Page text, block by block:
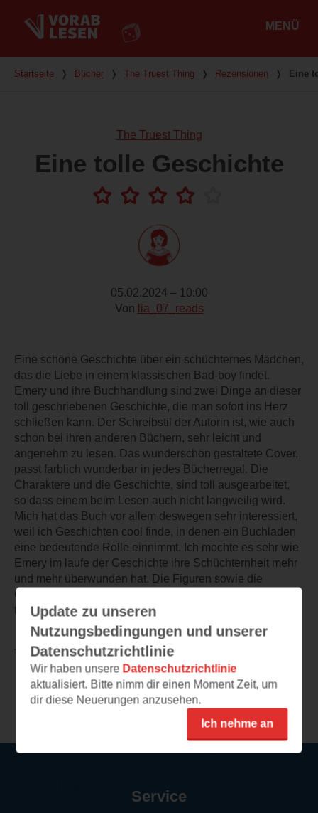
MENÜ
Du bist hier
Startseite ❭ Bücher ❭ The Truest Thing ❭ Rezensionen ❭ Eine
The Truest Thing
Eine tolle Geschichte
05.02.2024 – 10:00
Von lia_07_reads
Eine schöne Geschichte über ein schüchternes Mädchen,
das die Liebe in einem klassischen Bad-boy findet.
Emery und ihre Buchhandlung sind zwei Dinge an dieser
toll geschriebenen Geschichte, die man sofort ins Herz
schließen kann. Der Schreibstil der Autorin ist, wie auch
schon bei ihren anderen Büchern, sehr leicht und
angenehm zu lesen. Das wunderschön gestaltete Cover,
passt farblich wunderbar in jedes Bücherregal. Die
Charaktere und die Geschichte, sind toll ausgearbeitet,
so dass einem beim Lesen auch nicht langweilig wird.
Mich hat das Buch vor allem deswegen sehr interessiert,
weil ich Geschichten cool finde, in denen ein Buchladen
eine bedeutende Rolle einnimmt. Ich mochte es sehr wie
Emery im laufe der Geschichte ihre Schüchternheit mehr
und mehr überwunden hat. Die Figuren sowie die
Geschichte kamen authentisch rüber und ich kann dieses
tolle Buch durchaus weiterempfehlen.
TEILEN
Weitere Rezensionen
Update zu unseren
Nutzungsbedingungen und unserer
Datenschutzrichtlinie
Wir haben unsere Datenschutzrichtlinie
aktualisiert. Bitte nimm dir einen Moment Zeit, um
dir diese Neuerungen anzusehen.
Ich nehme an
Service